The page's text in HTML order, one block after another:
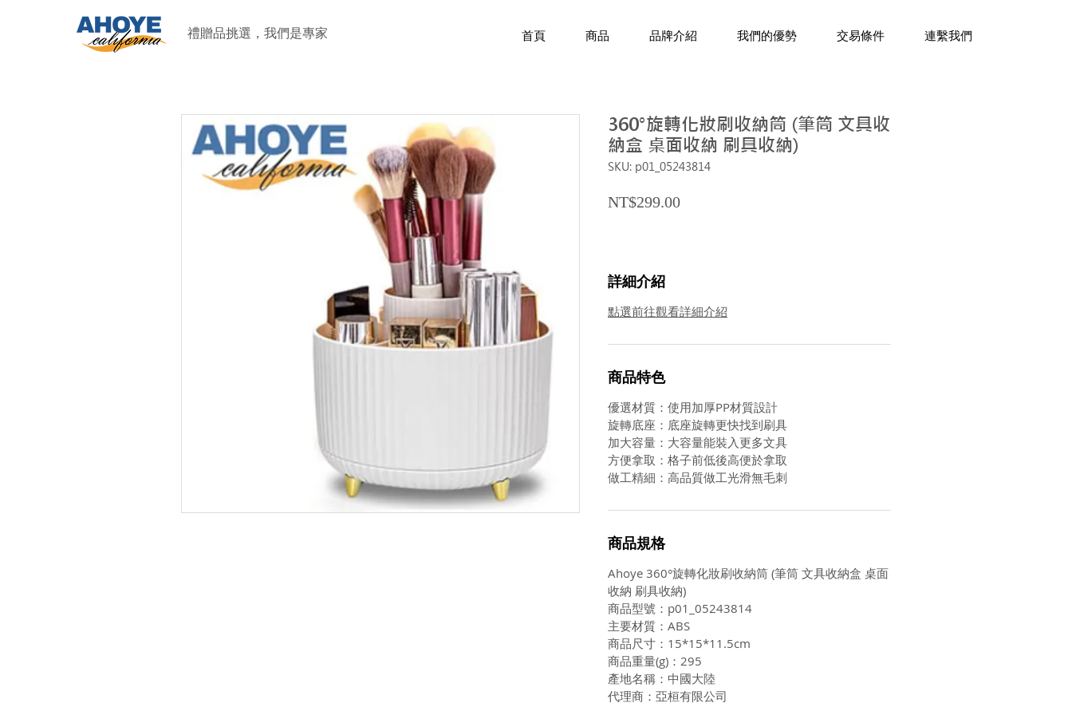
禮贈品挑選，我們是專家 首頁 商品 品牌介紹 我們的優勢 交易條件 連繫我們
360°旋轉化妝刷收納筒 (筆筒 文具收
納盒 桌面收納 刷具收納)
SKU: p01_05243814
NT$299.00Price
詳細介紹
點選前往觀看詳細介紹
商品特色
優選材質：使用加厚PP材質設計
旋轉底座：底座旋轉更快找到刷具
加大容量：大容量能裝入更多文具
方便拿取：格子前低後高便於拿取
做工精細：高品質做工光滑無毛刺
商品規格
Ahoye 360°旋轉化妝刷收納筒 (筆筒 文具收納盒 桌面
收納 刷具收納)
商品型號：p01_05243814
主要材質：ABS
商品尺寸：15*15*11.5cm
商品重量(g)：295
產地名稱：中國大陸
代理商：亞桓有限公司